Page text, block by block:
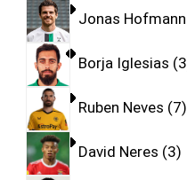
Jonas Hofmann
Borja Iglesias 3
Ruben Neves 7
David Neres 3